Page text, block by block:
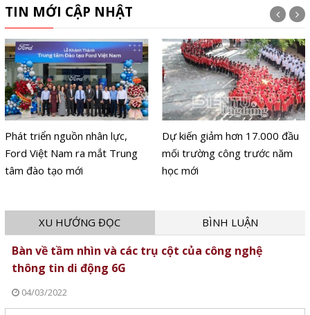
TIN MỚI CẬP NHẬT
Phát triển nguồn nhân lực,
Ford Việt Nam ra mắt Trung
tâm đào tạo mới
Dự kiến giảm hơn 17.000 đầu
mối trường công trước năm
học mới
XU HƯỚNG ĐỌC BÌNH LUẬN
Bàn về tầm nhìn và các trụ cột của công nghệ
thông tin di động 6G
04/03/2022